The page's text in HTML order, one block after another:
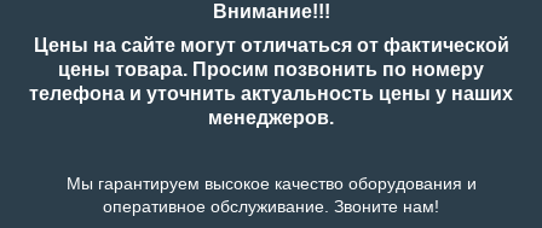
Внимание!!!
Цены на сайте могут отличаться от фактической
цены товара. Просим позвонить по номеру
телефона и уточнить актуальность цены у наших
менеджеров.
Мы гарантируем высокое качество оборудования и
оперативное обслуживание. Звоните нам!